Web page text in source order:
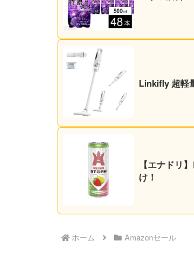
Linkifly 超軽
【エナドリ
け！
ホーム Amazonセール